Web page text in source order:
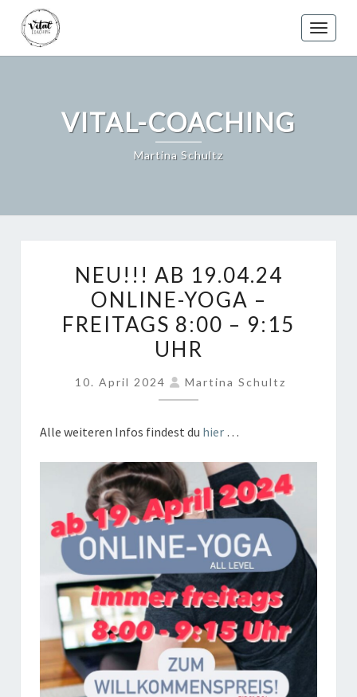
content
VITAL-COACHING
Martina Schultz
AB
19.04.24
ONLINE-
YOGA
FREITAGS
–
UHR
NEU!!! AB 19.04.24
ONLINE-YOGA –
FREITAGS 8:00 – 9:15
UHR
10. April 2024 Martina Schultz
Alle weiteren Infos findest du hier …